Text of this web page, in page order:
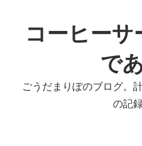
ン
テ
へ
コーヒー
で
ごうだまりぽのブログ。
の記録